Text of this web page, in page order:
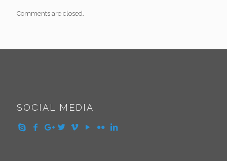
Comments are closed.
SOCIAL MEDIA